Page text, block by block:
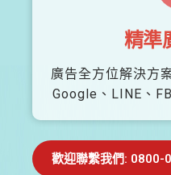
精準
廣告全方位解決方
Google、LINE、
歡迎聯繫我們: 0800-